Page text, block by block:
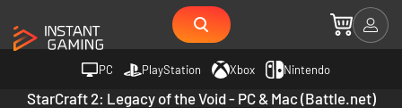
PC PlayStation Xbox Nintendo
StarCraft 2: Legacy of the Void - PC & Mac (Battle.net)